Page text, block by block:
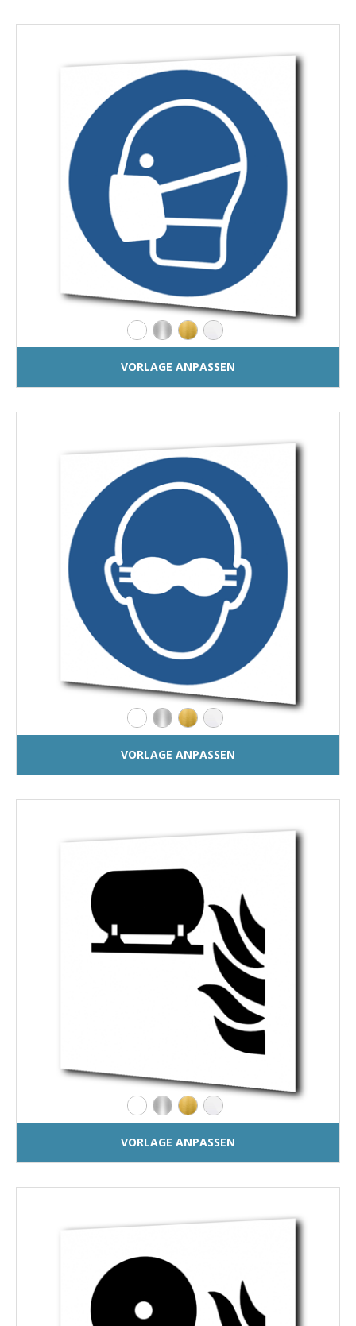
VORLAGE ANPASSEN
VORLAGE ANPASSEN
VORLAGE ANPASSEN